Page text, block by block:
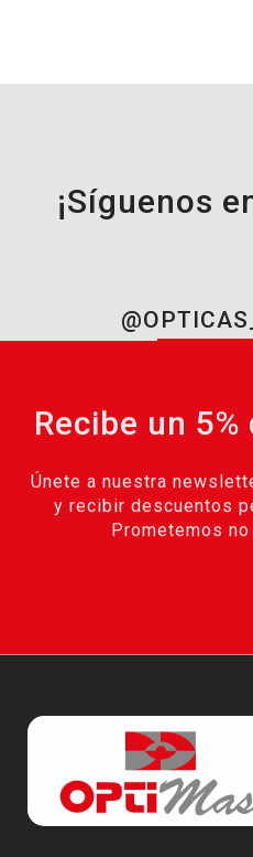
¡Síguenos
Recibe un
Únete a nuestra
y recibir descuentos
Prometemos